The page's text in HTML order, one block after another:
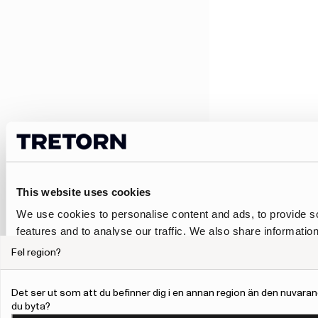
This website uses cookies
We use cookies to personalise content and ads, to provide
features and to analyse our traffic. We also share
our site with our social media, advertising and analytics
Fel region?
Det ser ut som att du befinner dig i en annan region än den
du byta?